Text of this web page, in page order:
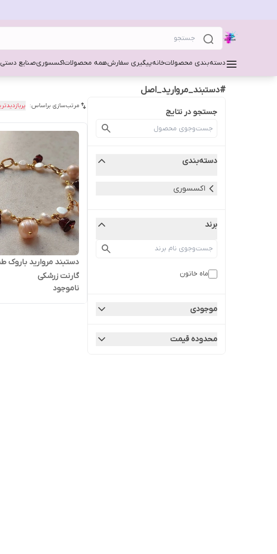
دسته‌بندی محصولاتخانهپیگیری سفارشهمه محصولاتاکسسوریصنایع دستی
#دستبند_مروارید_اصل
جستجو در نتایج
دسته‌بندی
اکسسوری
برند
ماه خاتون
موجودی
محدوده قیمت
مرتب‌سازی براساس:
دستبند مروارید باروک
گارنت زرشکی
ناموجود